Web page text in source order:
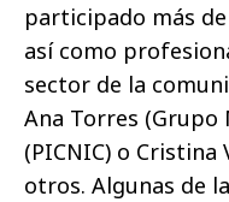
participado más de
así como
sector de la
Ana Torres (Grupo
(PICNIC) o Cristina
otros. Algunas de